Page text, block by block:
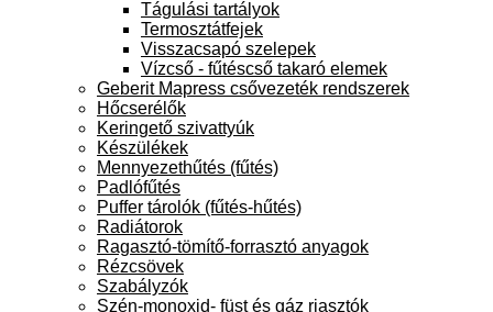
Tágulási tartályok
Termosztátfejek
Visszacsapó szelepek
Vízcső - fűtéscső takaró elemek
Geberit Mapress csővezeték rendszerek
Hőcserélők
Keringető szivattyúk
Készülékek
Mennyezethűtés (fűtés)
Padlófűtés
Puffer tárolók (fűtés-hűtés)
Radiátorok
Ragasztó-tömítő-forrasztó anyagok
Rézcsövek
Szabályzók
Szén-monoxid- füst és gáz riasztók